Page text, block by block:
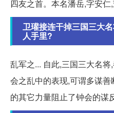
四友之首。本名潘岳,字安仁,
卫瓘接连干掉三国三大
人手里?
乱军之... 自此,三国三大名
会之乱中的表现,可谓多谋
的其它力量阻止了钟会的谋